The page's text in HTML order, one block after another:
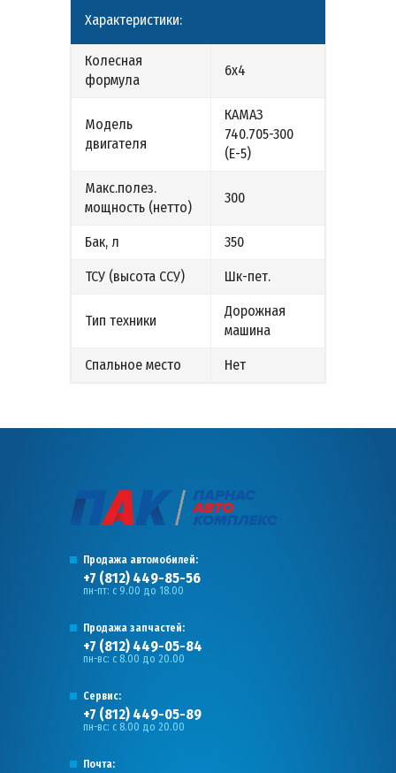
Характеристики:
Колесная
формула
6х4
Модель
двигателя
КАМАЗ
740.705-300
(Е-5)
Макс.полез.
мощность (нетто)
300
Бак, л 350
ТСУ (высота ССУ) Шк-пет.
Тип техники
Дорожная
машина
Спальное место Нет
Продажа автомобилей:
+7 (812) 449-85-56
пн-пт: с 9.00 до 18.00
Продажа запчастей:
+7 (812) 449-05-84
пн-вс: с 8.00 до 20.00
Сервис:
+7 (812) 449-05-89
пн-вс: с 8.00 до 20.00
Почта: